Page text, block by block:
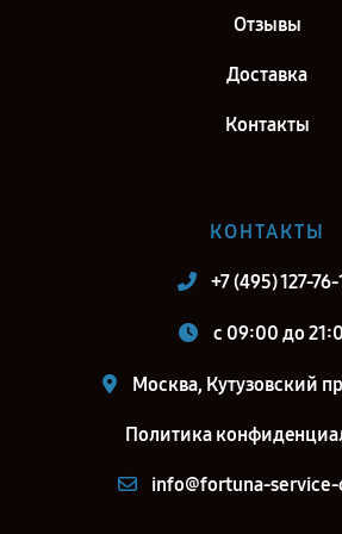
Петербург
Отзывы
Доставка
Контакты
КОНТАКТЫ
+7 (495) 127-76-
c 09:00 до
Москва, Кутузовский
Политика
info@fortuna-